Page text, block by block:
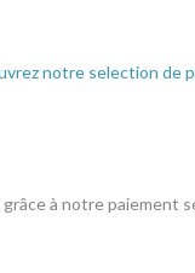
notre selection de
à notre paiement